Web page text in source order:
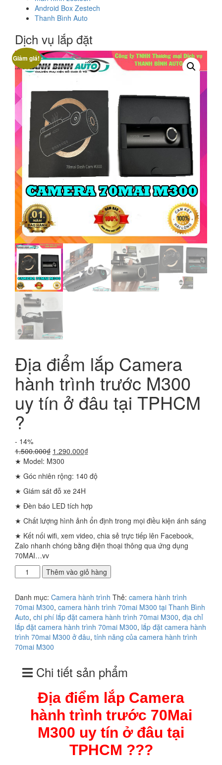
Android Box Zestech
Thanh Bình Auto
Dịch vụ lắp đặt
Giảm giá!
Địa điểm lắp Camera
hành trình trước M300
uy tín ở đâu tại TPHCM
?
- 14%
1.500.000₫ Giá
gốc
1.500.000₫.
1.290.000₫Giá
là:
★ Model: M300
★ Góc nhiên rộng: 140 độ
★ Giám sát đỗ xe 24H
★ Đèn báo LED tích hợp
★ Chất lượng hình ảnh ổn định trong mọi điều kiện ánh sáng
★ Kết nối wifi, xem video, chia sẻ trực tiếp lên Facebook,
Zalo nhanh chóng bằng điện thoại thông qua ứng dụng
70MAI…vv
điểm
Camera
hành
trình
trước
M300
uy
đâu
TPHCM
Thêm vào giỏ hàng
Danh mục: Camera hành trình Thẻ: camera hành trình
70mai M300, camera hành trình 70mai M300 tại Thanh Bình
Auto, chi phí lắp đặt camera hành trình 70mai M300, địa chỉ
lắp đặt camera hành trình 70mai M300, lắp đặt camera hành
trình 70mai M300 ở đâu, tính năng của camera hành trình
70mai M300
Chi tiết sản phẩm
Địa điểm lắp Camera
hành trình trước 70Mai
M300 uy tín ở đâu tại
TPHCM ???